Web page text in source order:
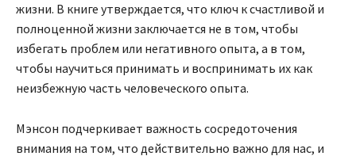
жизни. В книге утверждается, что ключ к счастливой и
полноценной жизни заключается не в том, чтобы
избегать проблем или негативного опыта, а в том,
чтобы научиться принимать и воспринимать их как
неизбежную часть человеческого опыта.
Мэнсон подчеркивает важность сосредоточения
внимания на том, что действительно важно для нас, и